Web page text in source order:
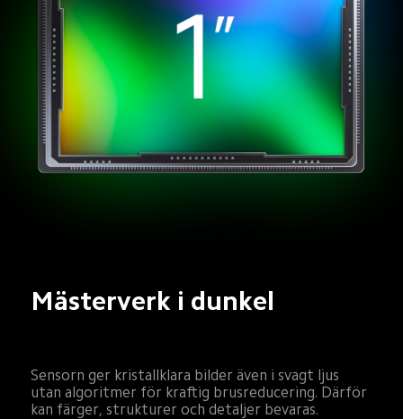
Mästerverk i dunkel
Sensorn ger kristallklara bilder även i svagt ljus
utan algoritmer för kraftig brusreducering. Därför
kan färger, strukturer och detaljer bevaras.